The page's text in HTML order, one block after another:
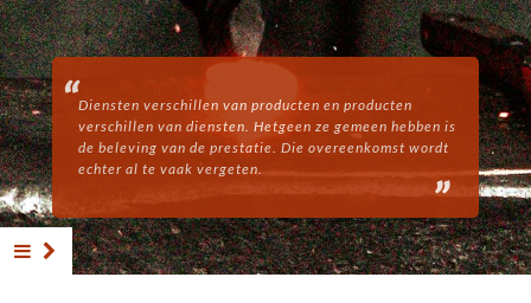
Diensten verschillen van producten en producten
verschillen van diensten. Hetgeen ze gemeen hebben is
de beleving van de prestatie. Die overeenkomst wordt
echter al te vaak vergeten.